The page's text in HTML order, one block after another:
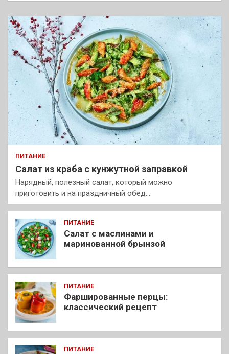
ПИТАНИЕ
Салат из краба с кунжутной заправкой
Нарядный, полезный салат, который можно
приготовить и на праздничный обед.…
ПИТАНИЕ
Салат с маслинами и
маринованной брынзой
ПИТАНИЕ
Фаршированные перцы:
классический рецепт
ПИТАНИЕ